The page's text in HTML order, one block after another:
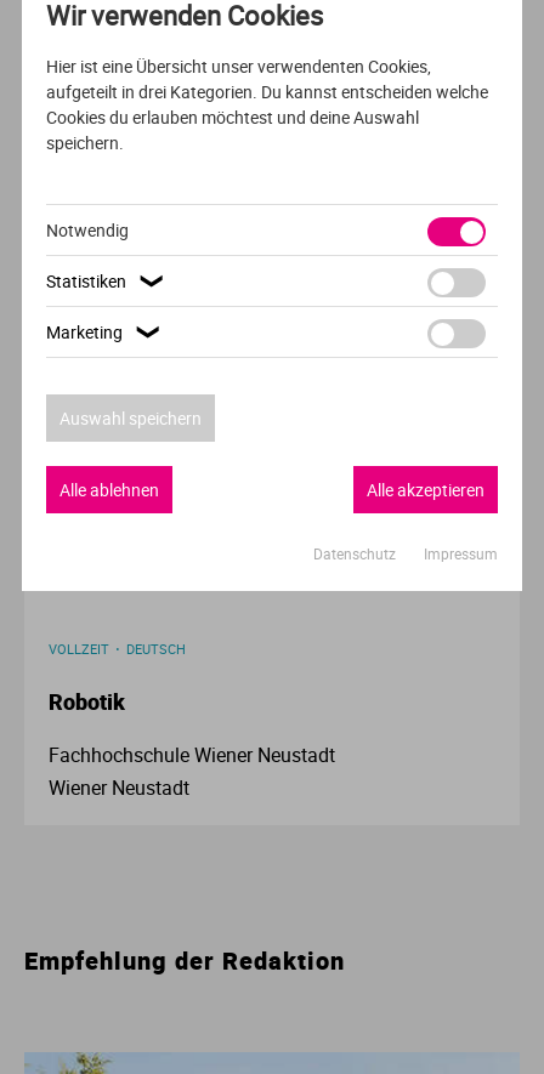
VOLLZEIT ENGLISCH
Medical and Pharmaceutical Biotechnology
VOLLZEIT NIEDERLÄNDISCH
Chemie
NHL Stenden University of Applied Sciences
Emmen
VOLLZEIT DEUTSCH
Robotik
Fachhochschule Wiener Neustadt
Wiener Neustadt
Empfehlung der Redaktion
Wir verwenden Cookies
Hier ist eine Übersicht unser verwendenten Cookies,
aufgeteilt in drei Kategorien. Du kannst entscheiden welche
Cookies du erlauben möchtest und deine Auswahl
speichern.
Notwendig
Statistiken ❯
Marketing ❯
Auswahl speichern
Alle akzeptieren
Alle ablehnen
Datenschutz Impressum